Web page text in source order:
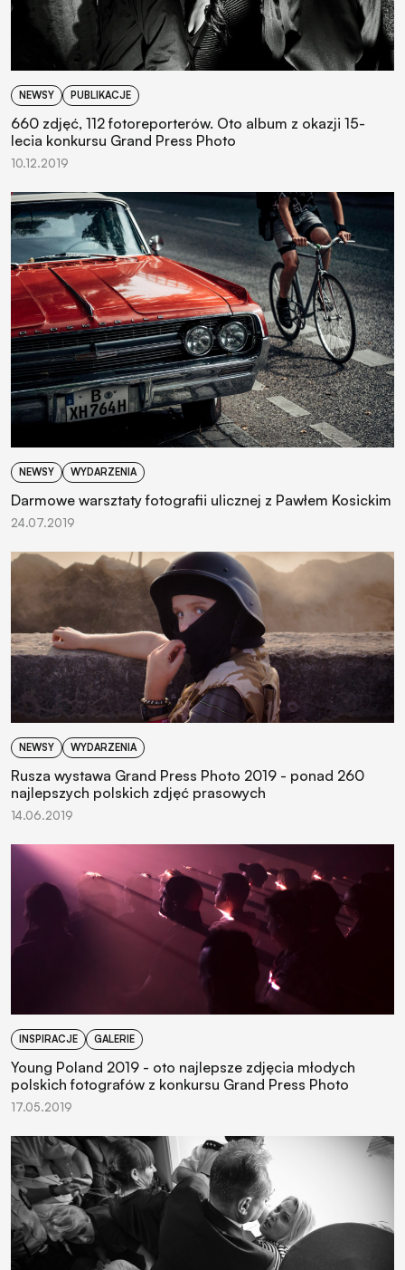
NEWSY PUBLIKACJE
660 zdjęć, 112 fotoreporterów. Oto album z okazji 15-
lecia konkursu Grand Press Photo
10.12.2019
NEWSY WYDARZENIA
Darmowe warsztaty fotografii ulicznej z Pawłem Kosickim
24.07.2019
NEWSY WYDARZENIA
Rusza wystawa Grand Press Photo 2019 - ponad 260
najlepszych polskich zdjęć prasowych
14.06.2019
INSPIRACJE GALERIE
Young Poland 2019 - oto najlepsze zdjęcia młodych
polskich fotografów z konkursu Grand Press Photo
17.05.2019